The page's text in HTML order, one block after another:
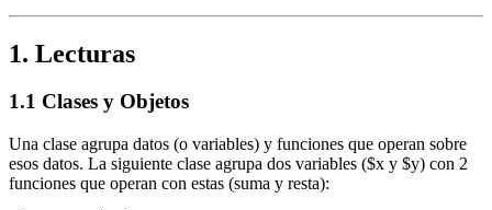
1. Lecturas
1.1 Clases y Objetos
Una clase agrupa datos (o variables) y funciones que operan sobre
esos datos. La siguiente clase agrupa dos variables ($x y $y) con 2
funciones que operan con estas (suma y resta):